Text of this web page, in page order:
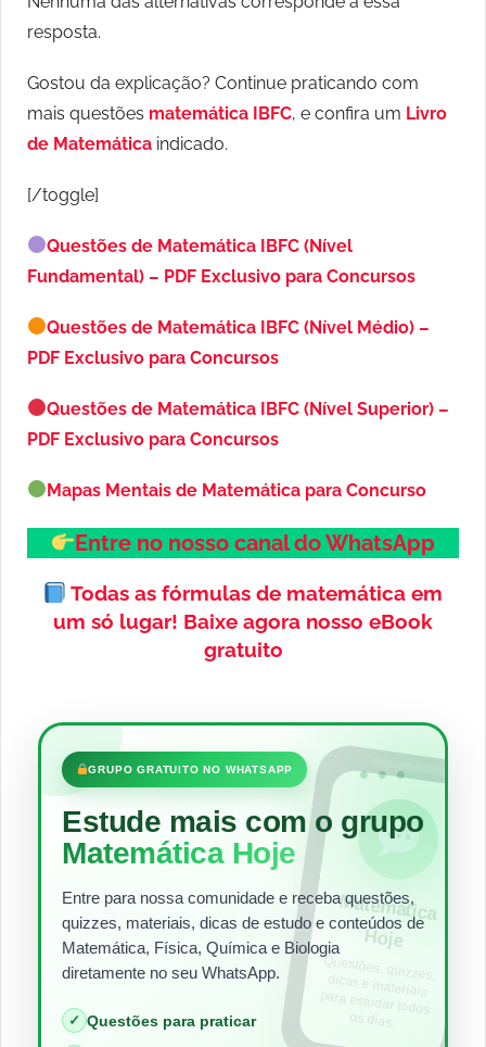
resposta.
Gostou da explicação? Continue praticando com
mais questões matemática IBFC, e confira um Livro
de Matemática indicado.
[/toggle]
Questões de Matemática IBFC (Nível
Fundamental) – PDF Exclusivo para Concursos
Questões de Matemática IBFC (Nível Médio) –
PDF Exclusivo para Concursos
Questões de Matemática IBFC (Nível Superior) –
PDF Exclusivo para Concursos
Mapas Mentais de Matemática para Concurso
Entre no nosso canal do WhatsApp
Todas as fórmulas de matemática em
um só lugar! Baixe agora nosso eBook
gratuito
•••
GRUPO GRATUITO NO WHATSAPP
Estude mais com o grupo
Matemática Hoje
Entre para nossa comunidade e receba questões,
quizzes, materiais, dicas de estudo e conteúdos de
Matemática, Física, Química e Biologia
diretamente no seu WhatsApp.
✓ Questões para praticar
Matem
ática
Hoje
Questões, quizzes,
dicas e materiais
para estudar todos
os dias.